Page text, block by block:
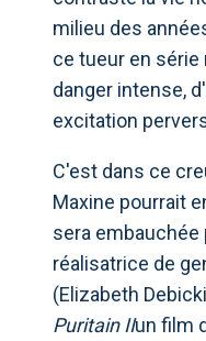
milieu des
ce tueur en série
danger intense,
excitation
C'est dans ce
Maxine pourrait
sera
réalisatrice de
(Elizabeth
Puritain IIun film